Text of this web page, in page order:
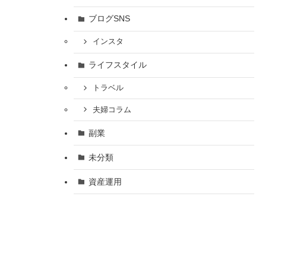
ブログSNS
インスタ
ライフスタイル
トラベル
夫婦コラム
副業
未分類
資産運用